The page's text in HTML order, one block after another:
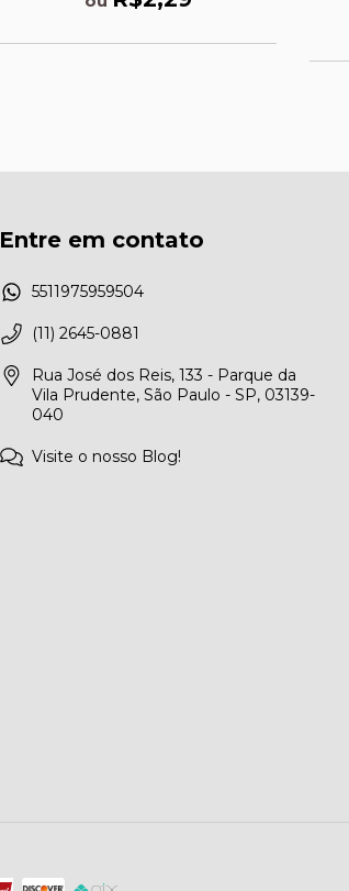
Entre em contato
5511975959504
(11) 2645-0881
Rua José dos Reis, 133 - Parque da
Vila Prudente, São Paulo - SP, 03139-
040
Visite o nosso Blog!